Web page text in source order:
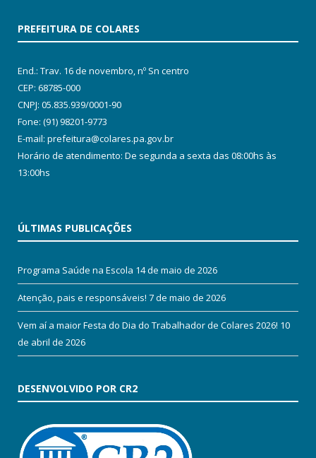
PREFEITURA DE COLARES
End.: Trav. 16 de novembro, nº Sn centro
CEP: 68785-000
CNPJ: 05.835.939/0001-90
Fone: (91) 98201-9773
E-mail: prefeitura@colares.pa.gov.br
Horário de atendimento: De segunda a sexta das 08:00hs às
13:00hs
ÚLTIMAS PUBLICAÇÕES
Programa Saúde na Escola 14 de maio de 2026
Atenção, pais e responsáveis! 7 de maio de 2026
Vem aí a maior Festa do Dia do Trabalhador de Colares 2026! 10
de abril de 2026
DESENVOLVIDO POR CR2